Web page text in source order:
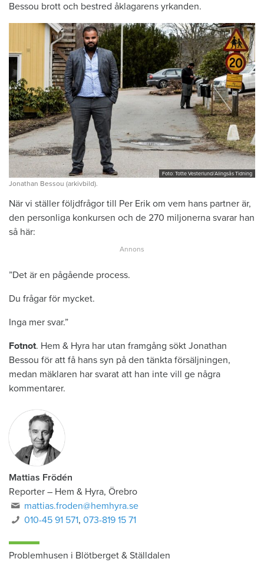
Bessou brott och bestred åklagarens yrkanden.
Foto: Totte Vesterlund/Alingsås Tidning
Jonathan Bessou (arkivbild).
När vi ställer följdfrågor till Per Erik om vem hans partner är,
den personliga konkursen och de 270 miljonerna svarar han
så här:
”Det är en pågående process.
Du frågar för mycket.
Inga mer svar.”
Fotnot. Hem & Hyra har utan framgång sökt Jonathan
Bessou för att få hans syn på den tänkta försäljningen,
medan mäklaren har svarat att han inte vill ge några
kommentarer.
Mattias Frödén
Reporter – Hem & Hyra, Örebro
mattias.froden@hemhyra.se
010-45 91 571,073-819 15 71
Problemhusen i Blötberget & Ställdalen